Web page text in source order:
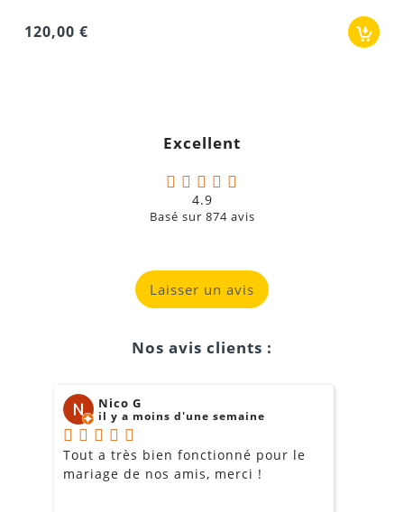
€
Excellent
4.9
Basé sur 874avis
Laisser un avis
Nos avis clients :
Nico G
il y a moins d'une semaine
Tout a très bien fonctionné pour le
mariage de nos amis, merci !